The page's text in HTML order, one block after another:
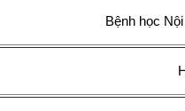
Bệnh học